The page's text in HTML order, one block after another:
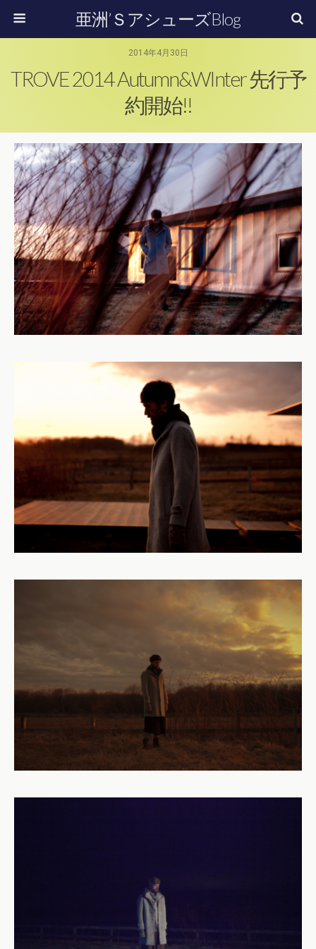
亜洲’ＳアシューズBlog
2014年4月30日
TROVE 2014 Autumn&WInter 先行予
約開始!!